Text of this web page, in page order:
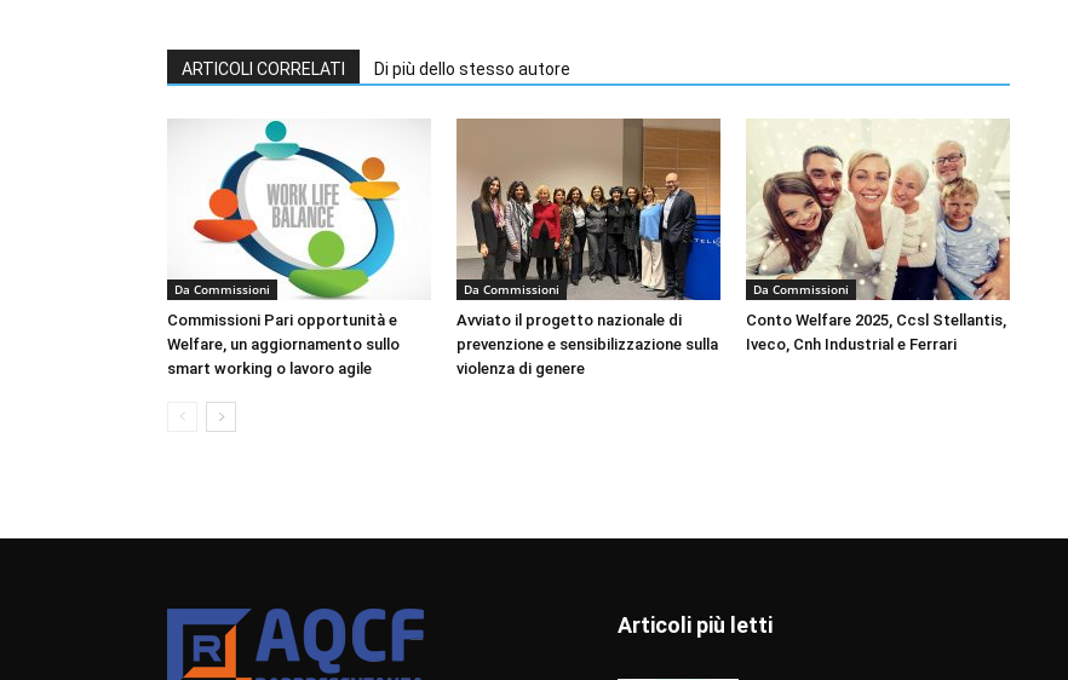
ARTICOLI CORRELATI Di più dello stesso autore
Da Commissioni
Commissioni Pari opportunità e
Welfare, un aggiornamento sullo
smart working o lavoro agile
Da Commissioni
Avviato il progetto nazionale di
prevenzione e sensibilizzazione sulla
violenza di genere
Da Commissioni
Conto Welfare 2025, Ccsl Stellantis,
Iveco, Cnh Industrial e Ferrari
Articoli più letti